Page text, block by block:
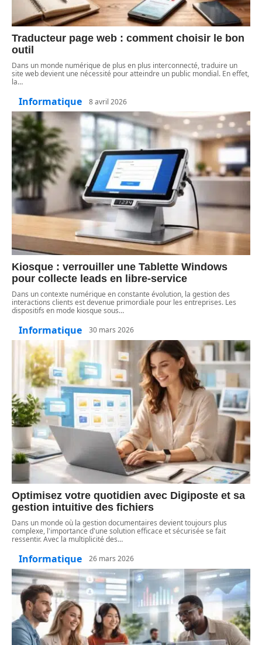
Traducteur page web : comment choisir le bon
outil
Dans un monde numérique de plus en plus interconnecté, traduire un
site web devient une nécessité pour atteindre un public mondial. En effet,
la…
Informatique 8 avril 2026
Kiosque : verrouiller une Tablette Windows
pour collecte leads en libre-service
Dans un contexte numérique en constante évolution, la gestion des
interactions clients est devenue primordiale pour les entreprises. Les
dispositifs en mode kiosque sous…
Informatique 30 mars 2026
Optimisez votre quotidien avec Digiposte et sa
gestion intuitive des fichiers
Dans un monde où la gestion documentaires devient toujours plus
complexe, l'importance d'une solution efficace et sécurisée se fait
ressentir. Avec la multiplicité des…
Informatique 26 mars 2026